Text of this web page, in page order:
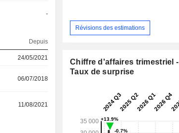
-
Depuis
24/05/2021
06/07/2018
11/08/2021
Révisions des estimations
Chiffre d'affaires trimestriel -
Taux de surprise